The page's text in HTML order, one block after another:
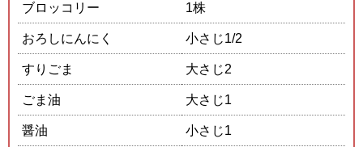
ブロッコリー 1株
おろしにんにく 小さじ1/2
すりごま 大さじ2
ごま油 大さじ1
醤油 小さじ1